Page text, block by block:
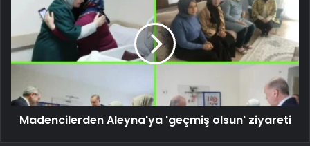
Madencilerden Aleyna'ya 'geçmiş olsun' ziyareti